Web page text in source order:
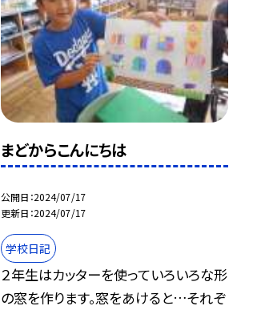
まどからこんにちは
公開日 2024/07/17
更新日 2024/07/17
学校日記
２年生はカッターを使っていろいろな形
の窓を作ります。窓をあけると…それぞ